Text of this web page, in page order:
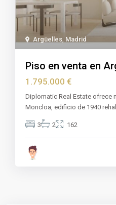
Argüelles Madrid
Piso en venta en
1.795.000 €
Diplomatic Real Estate ofrece
Moncloa, edificio de 1940
3 2 162